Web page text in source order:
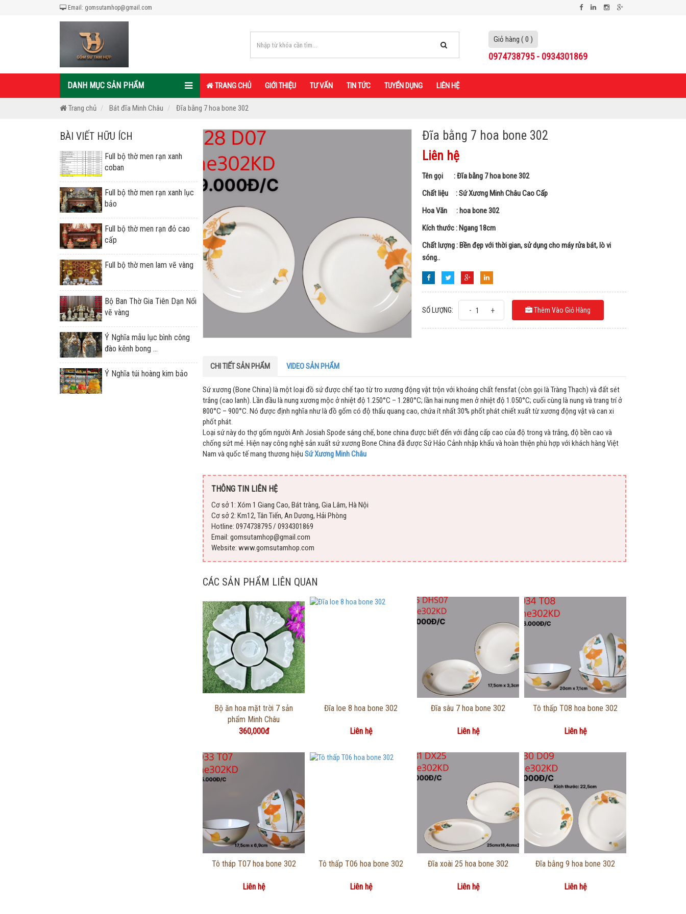
Email: gomsutamhop@gmail.com
Giỏ hàng ( 0 )
0974738795 - 0934301869
DANH MỤC SẢN PHẨM TRANG CHỦ GIỚI THIỆU TƯ VẤN TIN TỨC TUYỂN DỤNG LIÊN HỆ
Trang chủ Bát đĩa Minh Châu Đĩa bằng 7 hoa bone 302
BÀI VIẾT HỮU ÍCH
Full bộ thờ men rạn xanh
coban
Full bộ thờ men rạn xanh lục
bảo
Full bộ thờ men rạn đỏ cao
cấp
Full bộ thờ men lam vẽ vàng
Bộ Ban Thờ Gia Tiên Dạn Nổi
vẽ vàng
Ý Nghĩa mẫu lục bình công
đào kênh bong ...
Ý Nghĩa túi hoàng kim bảo
Đĩa bằng 7 hoa bone 302
Liên hệ
Tên gọi : Đĩa bằng 7 hoa bone 302
Chất liệu : Sứ Xương Minh Châu Cao Cấp
Hoa Văn : hoa bone 302
Kích thước : Ngang 18cm
Chất lượng : Bền đẹp với thời gian, sử dụng cho máy rửa bát, lò vi
sóng..
SỐ LƯỢNG: - + Thêm Vào Giỏ Hàng
CHI TIẾT SẢN PHẨM VIDEO SẢN PHẨM
Sứ xương (Bone China) là một loại đồ sứ được chế tạo từ tro xương động vật trộn với khoáng chất fensfat (còn gọi là Tràng Thạch) và đất sét
trắng (cao lanh). Lần đầu là nung xương mộc ở nhiệt độ 1.250°C – 1.280°C; lần hai nung men ở nhiệt độ 1.050°C; cuối cùng là nung và trang trí ở
800°C – 900°C. Nó được định nghĩa như là đồ gốm có độ thấu quang cao, chứa ít nhất 30% phốt phát chiết xuất từ xương động vật và can xi
phốt phát.
Loại sứ này do thợ gốm người Anh Josiah Spode sáng chế, bone china được biết đến với đẳng cấp cao của độ trong và trắng, độ bền cao và
chống sứt mẻ. Hiện nay công nghệ sản xuất sứ xương Bone China đã được Sứ Hảo Cảnh nhập khẩu và hoàn thiện phù hợp với khách hàng Việt
Nam và quốc tế mang thương hiệu Sứ Xương Minh Châu
THÔNG TIN LIÊN HỆ
Cơ sở 1: Xóm 1 Giang Cao, Bát tràng, Gia Lâm, Hà Nội
Cơ sở 2: Km12, Tân Tiến, An Dương, Hải Phòng
Hotline: 0974738795 / 0934301869
Email: gomsutamhop@gmail.com
Website: www.gomsutamhop.com
CÁC SẢN PHẨM LIÊN QUAN
Thông tin chi tiết
Bộ ăn hoa mặt trời 7 sản
phẩm Minh Châu
360,000đ
Thông tin chi tiết
Đĩa loe 8 hoa bone 302
Liên hệ
Thông tin chi tiết
Đĩa sâu 7 hoa bone 302
Liên hệ
Thông tin chi tiết
Tô thấp T08 hoa bone 302
Liên hệ
Thông tin chi tiết
Tô tháp T07 hoa bone 302
Liên hệ
Thông tin chi tiết
Tô thấp T06 hoa bone 302
Liên hệ
Thông tin chi tiết
Đĩa xoài 25 hoa bone 302
Liên hệ
Thông tin chi tiết
Đĩa bằng 9 hoa bone 302
Liên hệ